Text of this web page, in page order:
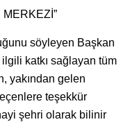
söyleyen Başkan
ilgili katkı sağlayan tüm
yakından gelen
teşekkür
şehri olarak bilinir